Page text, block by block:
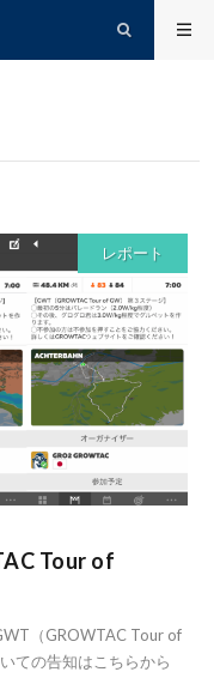
レポート
Tour of
（GROWTAC Tour of
ての告知はこちらから